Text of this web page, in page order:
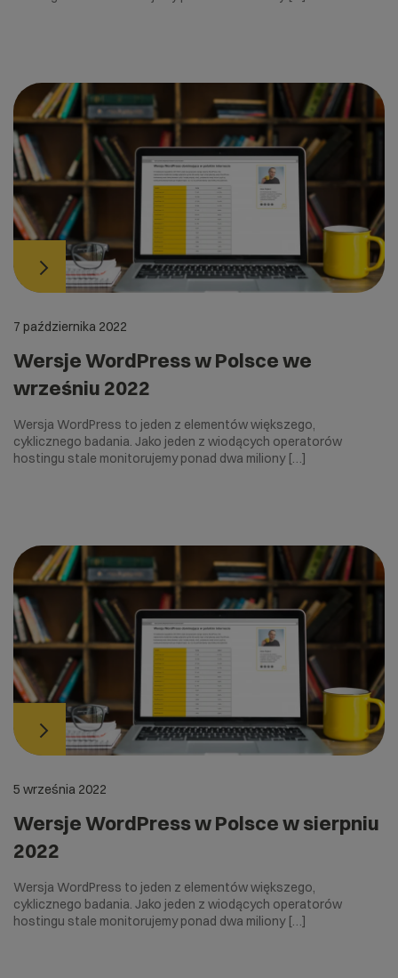
7 października 2022
Wersje WordPress w Polsce we
wrześniu 2022
Wersja WordPress to jeden z elementów większego,
cyklicznego badania. Jako jeden z wiodących operatorów
hostingu stale monitorujemy ponad dwa miliony […]
5 września 2022
Wersje WordPress w Polsce w sierpniu
2022
Wersja WordPress to jeden z elementów większego,
cyklicznego badania. Jako jeden z wiodących operatorów
hostingu stale monitorujemy ponad dwa miliony […]